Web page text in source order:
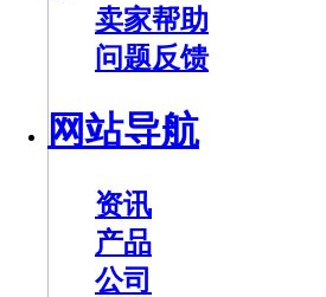
卖家帮助
问题反馈
网站导航
资讯
产品
公司